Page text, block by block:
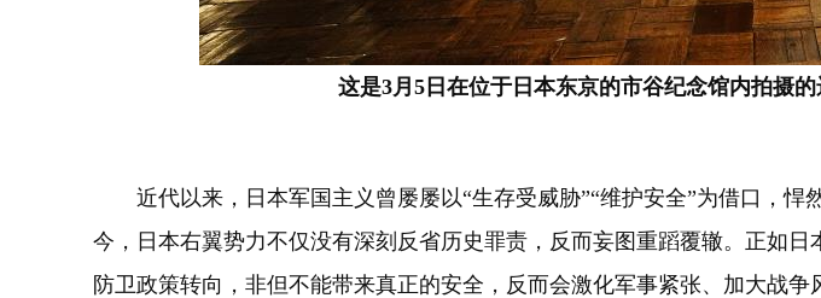
这是3月5日在位于日本东京的市谷纪念馆内拍摄的
近代以来，日本军国主义曾屡屡以“生存受威胁”“维护安全”为借口，悍
今，日本右翼势力不仅没有深刻反省历史罪责，反而妄图重蹈覆辙。正如
防卫政策转向，非但不能带来真正的安全，反而会激化军事紧张、加大战